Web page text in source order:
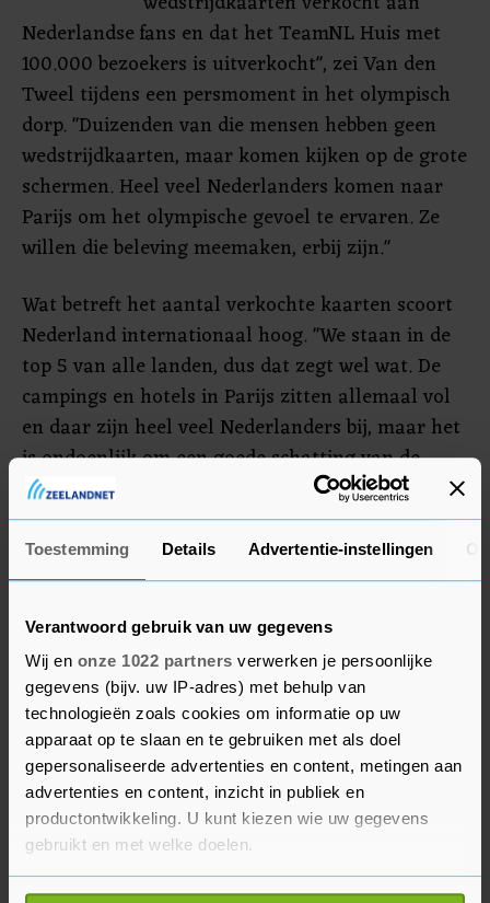
Toestemming Details Advertentie-instellingen
Verantwoord gebruik van uw gegevens
Wij en onze 1022 partners verwerken je persoonlijke
gegevens (bijv. uw IP-adres) met behulp van
technologieën zoals cookies om informatie op uw
apparaat op te slaan en te gebruiken met als doel
gepersonaliseerde advertenties en content, metingen aan
advertenties en content, inzicht in publiek en
productontwikkeling. U kunt kiezen wie uw gegevens
gebruikt en met welke doelen.
Als u het toestaat, willen we ook graag:
Nederlandse fans en dat het TeamNL Huis met
100.000 bezoekers is uitverkocht", zei Van den
Tweel tijdens een persmoment in het olympisch
dorp. "Duizenden van die mensen hebben geen
wedstrijdkaarten, maar komen kijken op de grote
schermen. Heel veel Nederlanders komen naar
Parijs om het olympische gevoel te ervaren. Ze
willen die beleving meemaken, erbij zijn."
Wat betreft het aantal verkochte kaarten scoort
Nederland internationaal hoog. "We staan in de
top 5 van alle landen, dus dat zegt wel wat. De
campings en hotels in Parijs zitten allemaal vol
en daar zijn heel veel Nederlanders bij, maar het
is ondoenlijk om een goede schatting van de
aantallen te maken."
De openingsceremonie is vrijdag.